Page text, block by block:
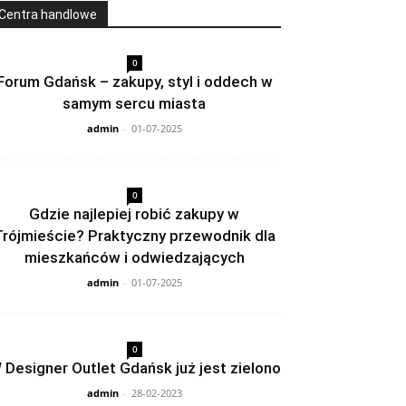
handlowe
0
Gdańsk – zakupy, styl i oddech w
samym sercu miasta
admin - 01-07-2025
0
Gdzie najlepiej robić zakupy w
Praktyczny przewodnik dla
mieszkańców i odwiedzających
admin - 01-07-2025
0
Designer Outlet Gdańsk już jest zielono
admin - 28-02-2023